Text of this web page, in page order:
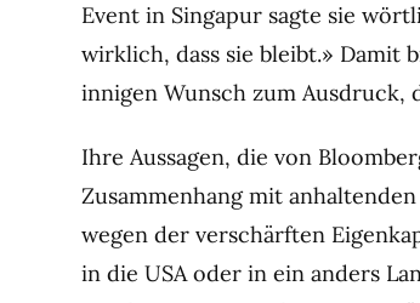
Event in Singapur sagte sie
wirklich, dass sie bleibt.» Damit
innigen Wunsch zum Ausdruck,
Ihre Aussagen, die von
Zusammenhang mit
wegen der verschärften
in die USA oder in ein anders